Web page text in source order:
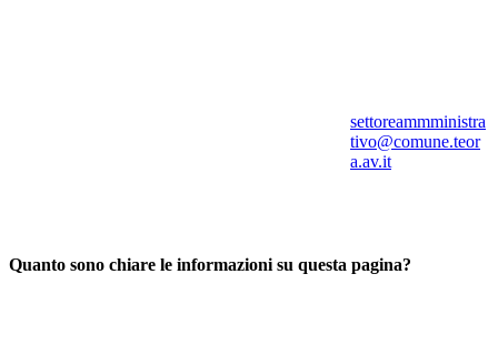
settoreammministra
tivo@comune.teor
a.av.it
Quanto sono chiare le informazioni su questa pagina?